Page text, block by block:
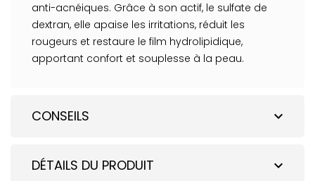
anti-acnéiques. Grâce à son actif, le sulfate de
dextran, elle apaise les irritations, réduit les
rougeurs et restaure le film hydrolipidique,
apportant confort et souplesse à la peau.
expand_more
CONSEILS
expand_more
DÉTAILS DU PRODUIT